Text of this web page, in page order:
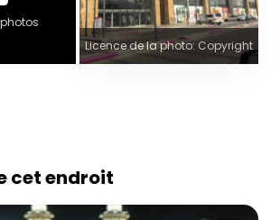
Licence de la photo: Copyright
cet endroit